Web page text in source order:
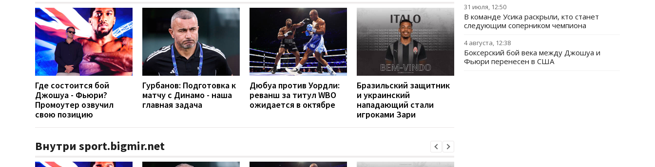
Где состоится бой
Джошуа - Фьюри?
Промоутер озвучил
свою позицию
Гурбанов: Подготовка к
матчу с Динамо - наша
главная задача
Дюбуа против Уордли:
реванш за титул WBO
ожидается в октябре
Бразильский защитник
и украинский
нападающий стали
игроками Зари
Внутри sport.bigmir.net
31 июля, 12:50
В команде Усика раскрыли, кто станет
следующим соперником чемпиона
4 августа, 12:38
Боксерский бой века между Джошуа и
Фьюри перенесен в США